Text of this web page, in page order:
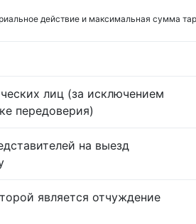
действие и максимальная сумма
лиц (за исключением
передоверия)
на выезд
является отчуждение